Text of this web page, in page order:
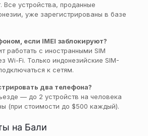
Все устройства, проданные
уже зарегистрированы в базе
если IMEI заблокируют?
работать с иностранными SIM
Wi-Fi. Только индонезийские SIM-
к сетям.
два телефона?
— до 2 устройств на человека
(при стоимости до $500 каждый).
на Бали